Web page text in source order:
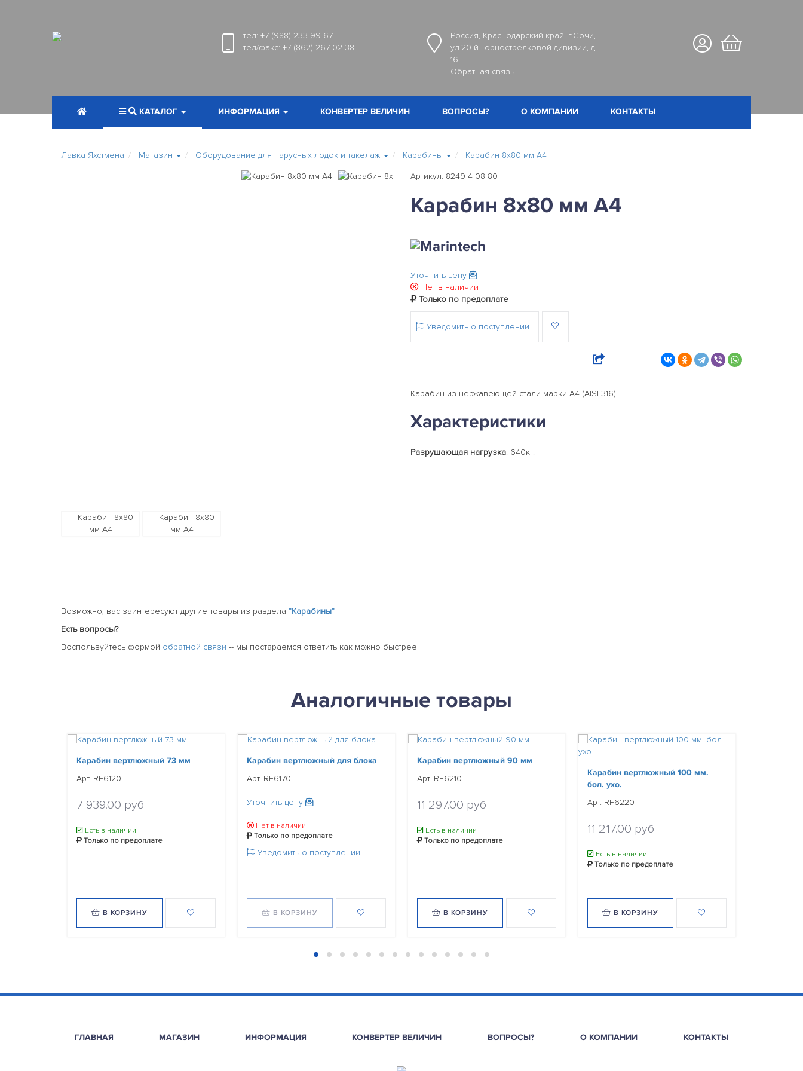
тел: +7 (988) 233-99-67
тел/факс: +7 (862) 267-02-38
Россия, Краснодарский край, г.Сочи,
ул.20-й Горнострелковой дивизии, д
16
Обратная связь
КАТАЛОГ ИНФОРМАЦИЯ КОНВЕРТЕР ВЕЛИЧИН ВОПРОСЫ? О КОМПАНИИ КОНТАКТЫ
Лавка Яхстмена Магазин Оборудование для парусных лодок и такелаж Карабины Карабин 8х80 мм А4
Артикул: 8249 4 08 80
Карабин 8х80 мм А4
Уточнить цену
Нет в наличии
Только по предоплате
Уведомить о поступлении
Карабин из нержавеющей стали марки А4 (AISI 316).
Характеристики
Разрушающая нагрузка: 640кг.
Возможно, вас заинтересуют другие товары из раздела "Карабины"
Есть вопросы?
Воспользуйтесь формой обратной связи -- мы постараемся ответить как можно быстрее
Аналогичные товары
Карабин вертлюжный 73 мм
Арт. RF6120
7 939.00 руб
Есть в наличии
Только по предоплате
В КОРЗИНУ
Карабин вертлюжный для блока
Арт. RF6170
Уточнить цену
Нет в наличии
Только по предоплате
Уведомить о поступлении
В КОРЗИНУ
Карабин вертлюжный 90 мм
Арт. RF6210
11 297.00 руб
Есть в наличии
Только по предоплате
В КОРЗИНУ
Карабин вертлюжный 100 мм.
бол. ухо.
Арт. RF6220
11 217.00 руб
Есть в наличии
Только по предоплате
В КОРЗИНУ
ГЛАВНАЯ МАГАЗИН ИНФОРМАЦИЯ КОНВЕРТЕР ВЕЛИЧИН ВОПРОСЫ? О КОМПАНИИ КОНТАКТЫ